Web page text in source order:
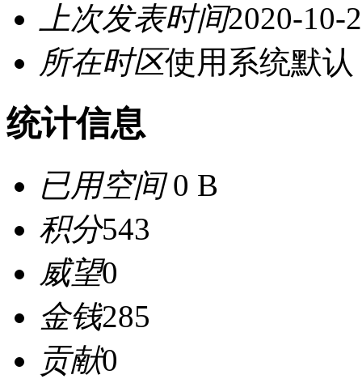
上次发表时间2020-10-
所在时区使用系统默认
统计信息
已用空间0 B
积分543
威望0
金钱285
贡献0